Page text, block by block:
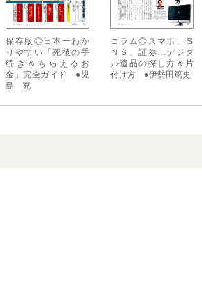
保存版◎日本一わか
りやすい「死後の手
続き＆もらえるお
金」完全ガイド ●児
島 充
コラム◎スマホ、Ｓ
ＮＳ、証券…デジタ
ル遺品の探し方＆片
付け方 ●伊勢田篤史